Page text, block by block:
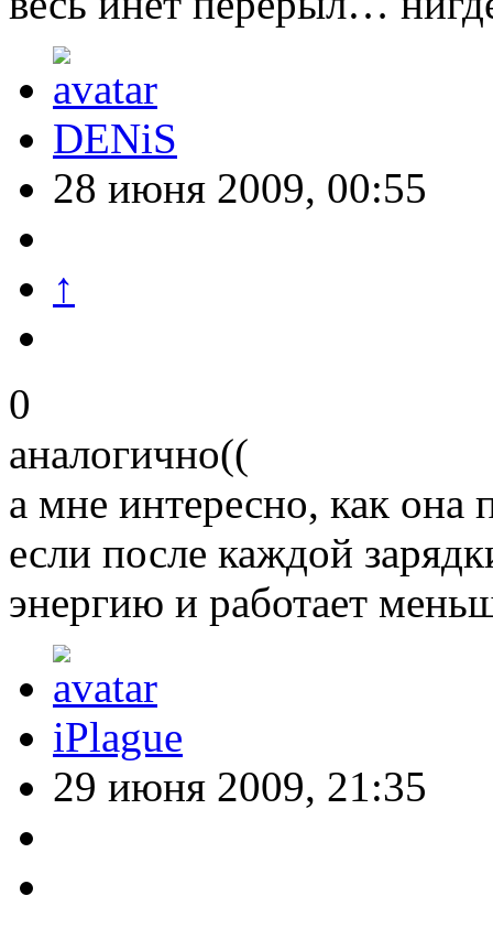
DENiS
28 июня 2009, 00:55
↑
0
аналогично((
а мне интересно, как она
если после каждой
энергию и работает
iPlague
29 июня 2009, 21:35